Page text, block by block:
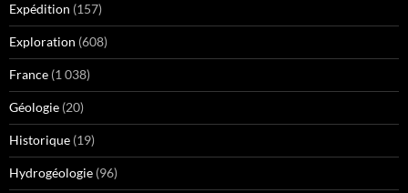
Expédition (157)
Exploration (608)
France (1 038)
Géologie (20)
Historique (19)
Hydrogéologie (96)